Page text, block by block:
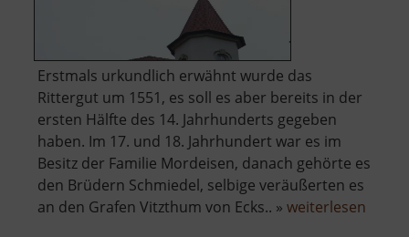
Erstmals urkundlich erwähnt wurde das
Rittergut um 1551, es soll es aber bereits in der
ersten Hälfte des 14. Jahrhunderts gegeben
haben. Im 17. und 18. Jahrhundert war es im
Besitz der Familie Mordeisen, danach gehörte es
den Brüdern Schmiedel, selbige veräußerten es
an den Grafen Vitzthum von Ecks.. » weiterlesen